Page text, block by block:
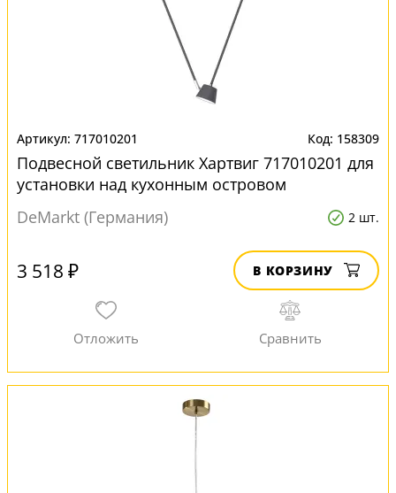
717010201 158309
Подвесной светильник Хартвиг 717010201 для
установки над кухонным островом
DeMarkt (Германия)
2 шт.
3 518 ₽ В КОРЗИНУ